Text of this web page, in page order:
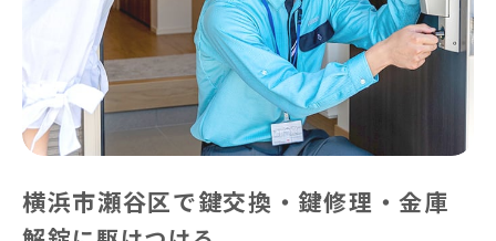
横浜市瀬谷区で鍵交換・鍵修理・金庫